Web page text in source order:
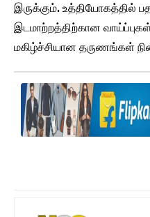
இருக்கும். உத்தியோகத்தில்
இடமாற்றத்திற்கான வாய்ப்புகள்
மகிழ்ச்சியான தருணங்கள்